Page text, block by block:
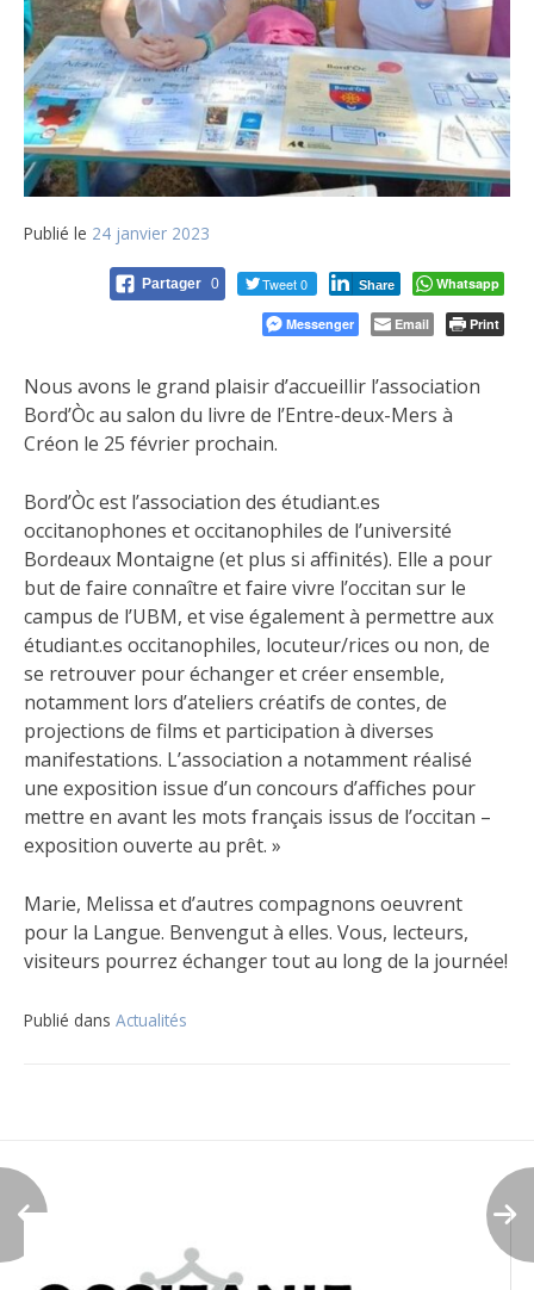
Publié le 24 janvier 2023
Partager 0 Tweet 0 Share Whatsapp
Messenger Email Print
Nous avons le grand plaisir d’accueillir l’association
Bord’Òc au salon du livre de l’Entre-deux-Mers à
Créon le 25 février prochain.
Bord’Òc est l’association des étudiant.es
occitanophones et occitanophiles de l’université
Bordeaux Montaigne (et plus si affinités). Elle a pour
but de faire connaître et faire vivre l’occitan sur le
campus de l’UBM, et vise également à permettre aux
étudiant.es occitanophiles, locuteur/rices ou non, de
se retrouver pour échanger et créerensemble,
notamment lors d’ateliers créatifs de contes, de
projections de films et participation à diverses
manifestations. L’association a notamment réalisé
une exposition issue d’un concours d’affiches pour
mettre en avant les mots français issus de l’occitan –
exposition ouverte au prêt. »
Marie, Melissa et d’autres compagnons oeuvrent
pour la Langue. Benvengut à elles. Vous, lecteurs,
visiteurs pourrez échanger tout au long de la journée!
Publié dans Actualités
l’article